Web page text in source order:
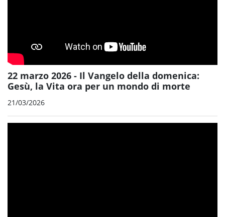
22 marzo 2026 - Il Vangelo della domenica:
Gesù, la Vita ora per un mondo di morte
21/03/2026